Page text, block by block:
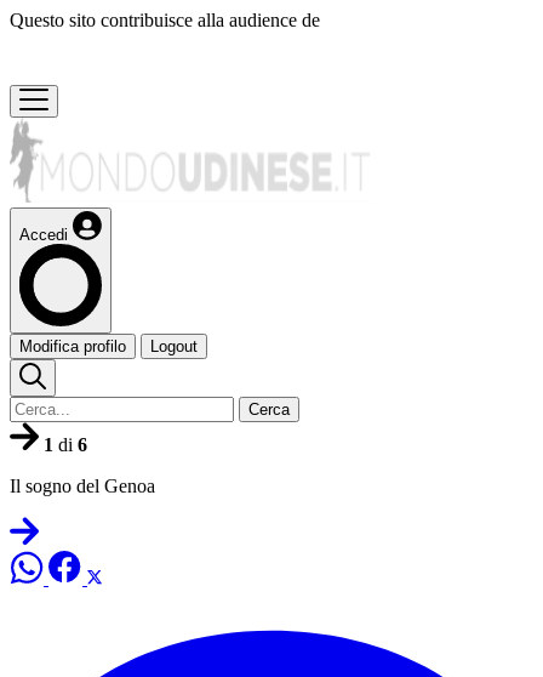
Questo sito contribuisce alla audience de
Accedi
Modifica profilo Logout
Cerca
1 di 6
Il sogno del Genoa